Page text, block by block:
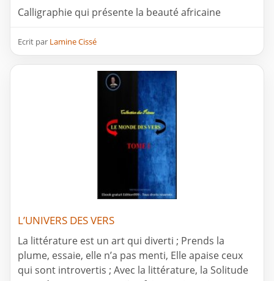
Calligraphie qui présente la beauté africaine
Ecrit par Lamine Cissé
L’UNIVERS DES VERS
La littérature est un art qui diverti ; Prends la
plume, essaie, elle n’a pas menti, Elle apaise ceux
qui sont introvertis ; Avec la littérature, la Solitude